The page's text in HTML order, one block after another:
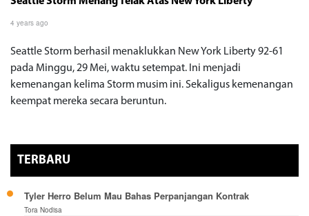
4 years ago
Seattle Storm berhasil menaklukkan New York Liberty 92-61
pada Minggu, 29 Mei, waktu setempat. Ini menjadi
kemenangan kelima Storm musim ini. Sekaligus kemenangan
keempat mereka secara beruntun.
TERBARU
Tyler Herro Belum Mau Bahas Perpanjangan Kontrak
Tora Nodisa